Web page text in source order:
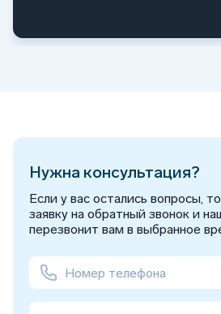
Нужна консультация?
Если у вас остались вопросы,
заявку на обратный звонок и
перезвонит вам в выбранное